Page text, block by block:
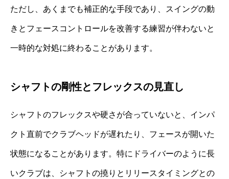
ただし、あくまでも補正的な手段であり、スイングの動
きとフェースコントロールを改善する練習が伴わないと
一時的な対処に終わることがあります。
シャフトの剛性とフレックスの見直し
シャフトのフレックスや硬さが合っていないと、インパ
クト直前でクラブヘッドが遅れたり、フェースが開いた
状態になることがあります。特にドライバーのように長
いクラブは、シャフトの撓りとリリースタイミングとの